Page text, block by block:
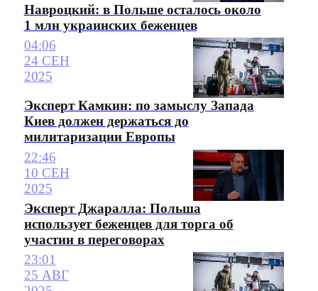
Навроцкий: в Польше осталось около
1 млн украинских беженцев
04:06
24 СЕН
2025
Эксперт Камкин: по замыслу Запада
Киев должен держаться до
милитаризации Европы
22:46
10 СЕН
2025
Эксперт Джаралла: Польша
использует беженцев для торга об
участии в переговорах
23:01
25 АВГ